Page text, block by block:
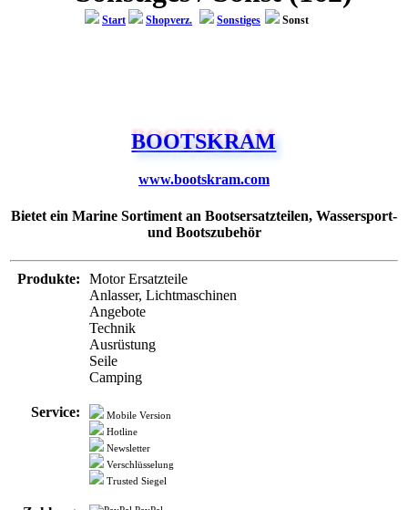
Bietet ein Marine Sortiment an Bootsersatzteilen, Wassersport-
und Bootszubehör
Produkte:
Motor Ersatzteile
Anlasser, Lichtmaschinen
Ausrüstung
Seile
Camping
Mobile Version
Hotline
Newsletter
PayPal
Visa
Mastercard
Kreditkarte